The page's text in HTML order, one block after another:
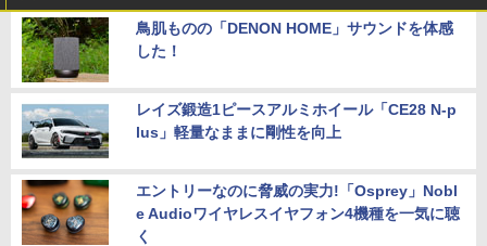
鳥肌ものの「DENON HOME」サウンドを体感
した！
レイズ鍛造1ピースアルミホイール「CE28 N-p
lus」軽量なままに剛性を向上
エントリーなのに脅威の実力!「Osprey」Nobl
e Audioワイヤレスイヤフォン4機種を一気に聴
く